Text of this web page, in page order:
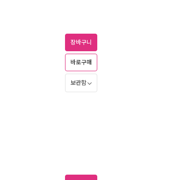
장바구니
바로구매
보관함